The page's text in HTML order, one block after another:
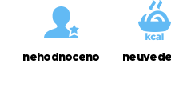
nehodnoceno